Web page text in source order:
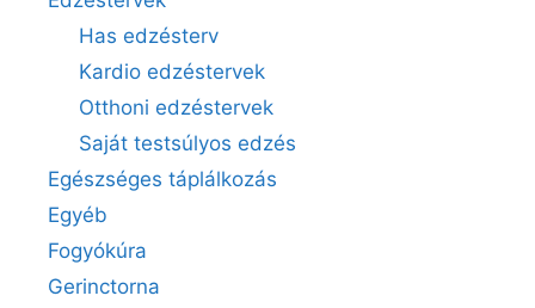
Has edzésterv
Kardio edzéstervek
Otthoni edzéstervek
Saját testsúlyos edzés
Egészséges táplálkozás
Egyéb
Fogyókúra
Gerinctorna